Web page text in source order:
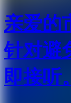
亲爱的
针对避
即接听。